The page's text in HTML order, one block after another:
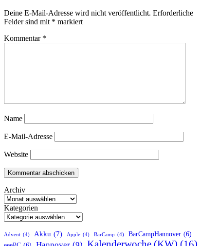
Deine E-Mail-Adresse wird nicht veröffentlicht. Erforderliche
Felder sind mit * markiert
Kommentar *
Name
E-Mail-Adresse
Website
Archiv
Kategorien
Advent (4) Akku (7) Apple (4) BarCamp (4) BarCampHannover (6)